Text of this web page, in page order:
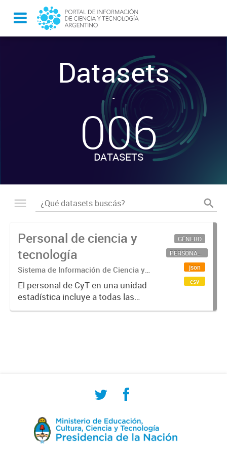
Datasets
-
006
DATASETS
Personal de ciencia y
tecnología
Sistema de Información de Ciencia y
Tecnología Argentino (SICYTAR)
El personal de CyT en una unidad
estadística incluye a todas las
personas involucradas
GÉNERO
PERSONAL CIENTÍFICO-TECNOLÓGICO
json
csv